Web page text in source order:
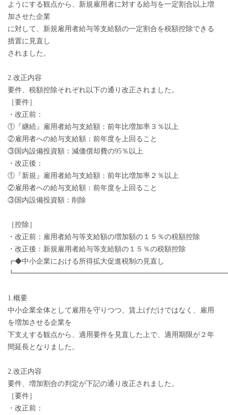
ようにする観点から、新規雇用者に対する給与を一定割合以上増
加させた企業
に対して、新規雇用者給与等支給額の一定割合を税額控除できる
措置に見直し
されました。
2.改正内容
要件、税額控除それぞれ以下の通り改正されました。
［要件］
・改正前：
①『継続』雇用者給与支給額：前年比増加率３％以上
②雇用者への給与支給額：前年度を上回ること
③国内設備投資額：減価償却費の95％以上
・改正後：
①『新規』雇用者給与支給額：前年比増加率２％以上
②雇用者への給与支給額：前年度を上回ること
③国内設備投資額：削除
［控除］
・改正前：雇用者給与等支給額の増加額の１５％の税額控除
・改正後：新規雇用者給与等支給額の１５％の税額控除
┏◆中小企業における所得拡大促進税制の見直し
1.概要
中小企業全体として雇用を守りつつ、賃上げだけではなく、雇用
を増加させる企業を
下支えする観点から、適用要件を見直した上で、適用期限が２年
間延長となりました。
2.改正内容
要件、増加割合の判定が下記の通り改正されました。
［要件］
・改正前：